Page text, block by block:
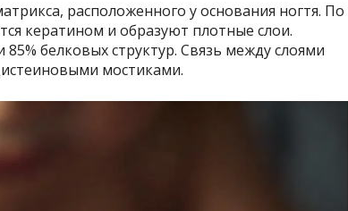
расположенного у основания ногтя. По
кератином и образуют плотные слои.
белковых структур. Связь между слоями
мостиками.